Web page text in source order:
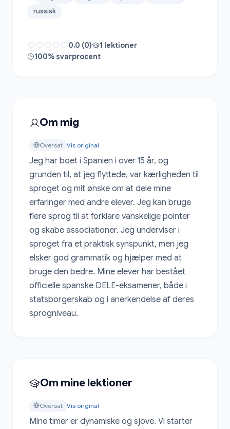
russisk
0.0 (0)
1 lektioner
100% svarprocent
Om mig
Oversat Vis original
Jeg har boet i Spanien i over 15 år, og
grunden til, at jeg flyttede, var kærligheden til
sproget og mit ønske om at dele mine
erfaringer med andre elever. Jeg kan bruge
flere sprog til at forklare vanskelige pointer
og skabe associationer. Jeg underviser i
sproget fra et praktisk synspunkt, men jeg
elsker god grammatik og hjælper med at
bruge den bedre. Mine elever har bestået
officielle spanske DELE-eksamener, både i
statsborgerskab og i anerkendelse af deres
sprogniveau.
Om mine lektioner
Oversat Vis original
Mine timer er dynamiske og sjove. Vi starter